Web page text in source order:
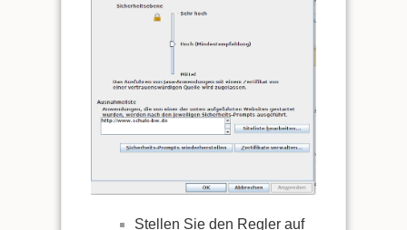
Stellen Sie den Regler auf